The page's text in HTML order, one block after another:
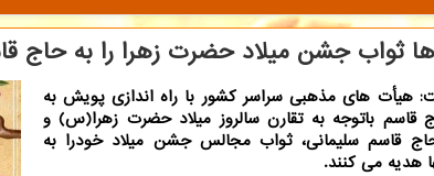
ثواب جشن میلاد حضرت زهرا را به حاج
هیأت های مذهبی سراسر کشور با راه اندازی پویش به
باتوجه به تقارن سالروز میلاد حضرت زهرا(س) و
قاسم سلیمانی، ثواب مجالس جشن میلاد خودرا به
هدیه می کنند.